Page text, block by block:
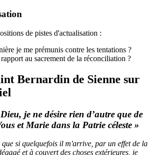
de pistes d'actualisation :
je me prémunis contre les tentations ?
au sacrement de la réconciliation ?
Bernardin de Sienne sur
je ne désire rien d’autre que de
et Marie dans la Patrie céleste »
si quelquefois il m'arrive, par un effet de la
et à couvert des choses extérieures, je